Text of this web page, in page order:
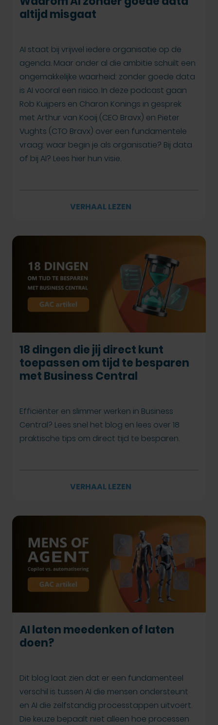
altijd misgaat
AI staat bij vrijwel iedere organisatie op de
agenda. Maar onder al die ambitie schuilt een
ongemakkelijke waarheid: zonder goede data
is AI vooral een risico. In deze podcast gaan
Rob Kuijpers en Charon Konings in gesprek
met Arthur van Kooij (CEO Bravx) en Pieter
Vughts (CTO Bravx) over een fundamentele
vraag: waar begin je als organisatie? Bij data
of bij AI? Lees hier hun visie.
VERHAAL LEZEN
18 dingen die jij direct kunt
toepassen om tijd te besparen
met Business Central
Efficiënter en slimmer werken in Business
Central? Lees snel het blog en lees over 18
praktische tips om direct tijd te besparen.
VERHAAL LEZEN
AI laten meedenken of laten
doen?
Dit blog laat zien dat er een fundamenteel
verschil is tussen AI die mensen ondersteunt
en AI die zelfstandig processtappen uitvoert.
Die keuze bepaalt niet alleen hoe processen